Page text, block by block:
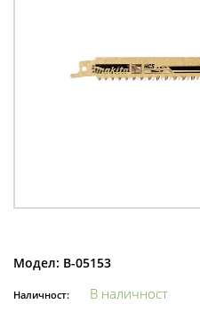
Модел: B-05153
Наличност: В наличност